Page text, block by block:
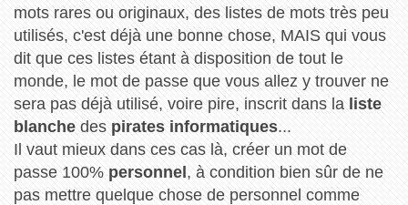
mots rares ou originaux, des listes de mots très peu
utilisés, c'est déjà une bonne chose, MAIS qui vous
dit que ces listes étant à disposition de tout le
monde, le mot de passe que vous allez y trouver ne
sera pas déjà utilisé, voire pire, inscrit dans la liste
blanchedes pirates informatiques...
Il vaut mieux dans ces cas là, créer un mot de
passe 100% personnel, à condition bien sûr de ne
pas mettre quelque chose de personnel comme